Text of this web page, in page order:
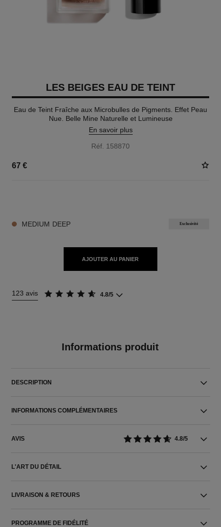
LES BEIGES EAU DE TEINT
Eau de Teint Fraîche aux Microbulles de Pigments. Effet Peau
Nue. Belle Mine Naturelle et Lumineuse
En savoir plus
Réf. 158870
67 €
MEDIUM DEEP Exclusivité
AJOUTER AU PANIER
123 avis 4.8/5
Informations produit
DESCRIPTION
INFORMATIONS COMPLÉMENTAIRES
AVIS 4.8/5
L'ART DU DÉTAIL
LIVRAISON & RETOURS
PROGRAMME DE FIDÉLITÉ